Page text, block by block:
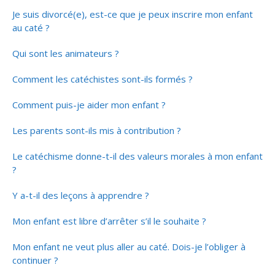
Je suis divorcé(e), est-ce que je peux inscrire mon enfant
au caté ?
Qui sont les animateurs ?
Comment les catéchistes sont-ils formés ?
Comment puis-je aider mon enfant ?
Les parents sont-ils mis à contribution ?
Le catéchisme donne-t-il des valeurs morales à mon enfant
?
Y a-t-il des leçons à apprendre ?
Mon enfant est libre d’arrêter s’il le souhaite ?
Mon enfant ne veut plus aller au caté. Dois-je l’obliger à
continuer ?